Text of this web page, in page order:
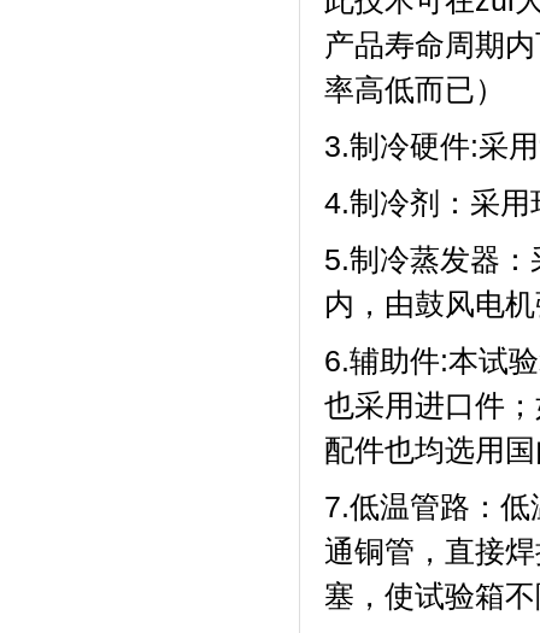
产品寿命周期
率高低而已）
3.制冷硬件:采用
4.制冷剂：
5.制冷蒸发器
内，由鼓风电
6.辅助件:本试验
也采用进口件
配件也均选用国
7.低温管路：
通铜管，直
塞，使试验